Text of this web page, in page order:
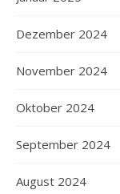
Dezember 2024
November 2024
Oktober 2024
September 2024
August 2024